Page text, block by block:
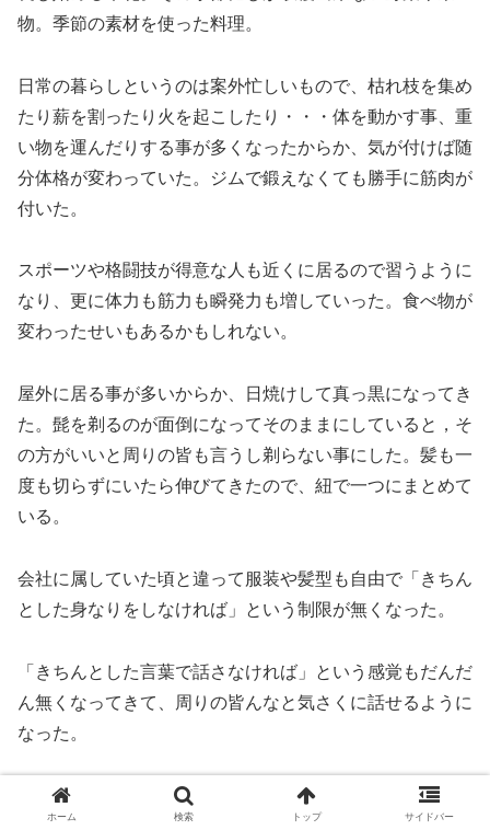
物。季節の素材を使った料理。
日常の暮らしというのは案外忙しいもので、枯れ枝を集め
たり薪を割ったり火を起こしたり・・・体を動かす事、重
い物を運んだりする事が多くなったからか、気が付けば随
分体格が変わっていた。ジムで鍛えなくても勝手に筋肉が
付いた。
スポーツや格闘技が得意な人も近くに居るので習うように
なり、更に体力も筋力も瞬発力も増していった。食べ物が
変わったせいもあるかもしれない。
屋外に居る事が多いからか、日焼けして真っ黒になってき
た。髭を剃るのが面倒になってそのままにしていると，そ
の方がいいと周りの皆も言うし剃らない事にした。髪も一
度も切らずにいたら伸びてきたので、紐で一つにまとめて
いる。
会社に属していた頃と違って服装や髪型も自由で「きちん
とした身なりをしなければ」という制限が無くなった。
「きちんとした言葉で話さなければ」という感覚もだんだ
ん無くなってきて、周りの皆んなと気さくに話せるように
なった。
一人称が「僕」から「俺」に変わった。会社員になる前は
そうだったから、こっちの方が自然だ。
ホーム 検索 トップ サイドバー